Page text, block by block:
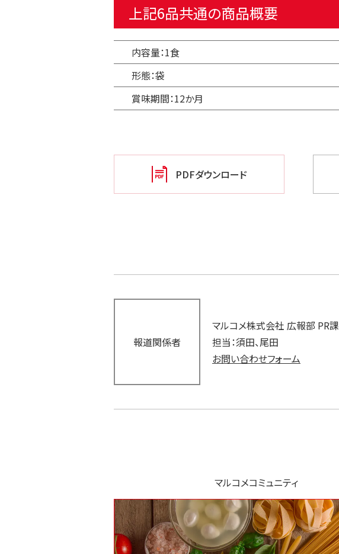
上記6品共通の商品概要
内容量：1食
形態：袋
賞味期間：12か月
PDFダウンロード
報道関係者
マルコメ株式会社 広報部 PR課
担当：須田、尾田
お問い合わせフォーム
マルコメコミュニティ